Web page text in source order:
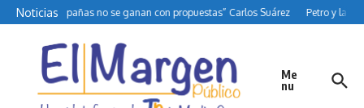
Saltar al contenido
Noticias
“Las campañas no se ganan con propuestas” Carlos Suárez Petro y la
Me
nu